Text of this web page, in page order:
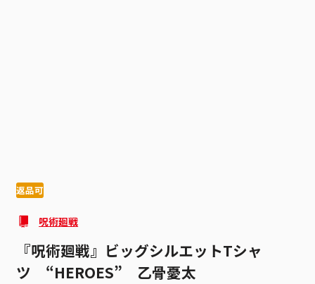
返品可
呪術廻戦
『呪術廻戦』ビッグシルエットTシャ
ツ “HEROES” 乙骨憂太